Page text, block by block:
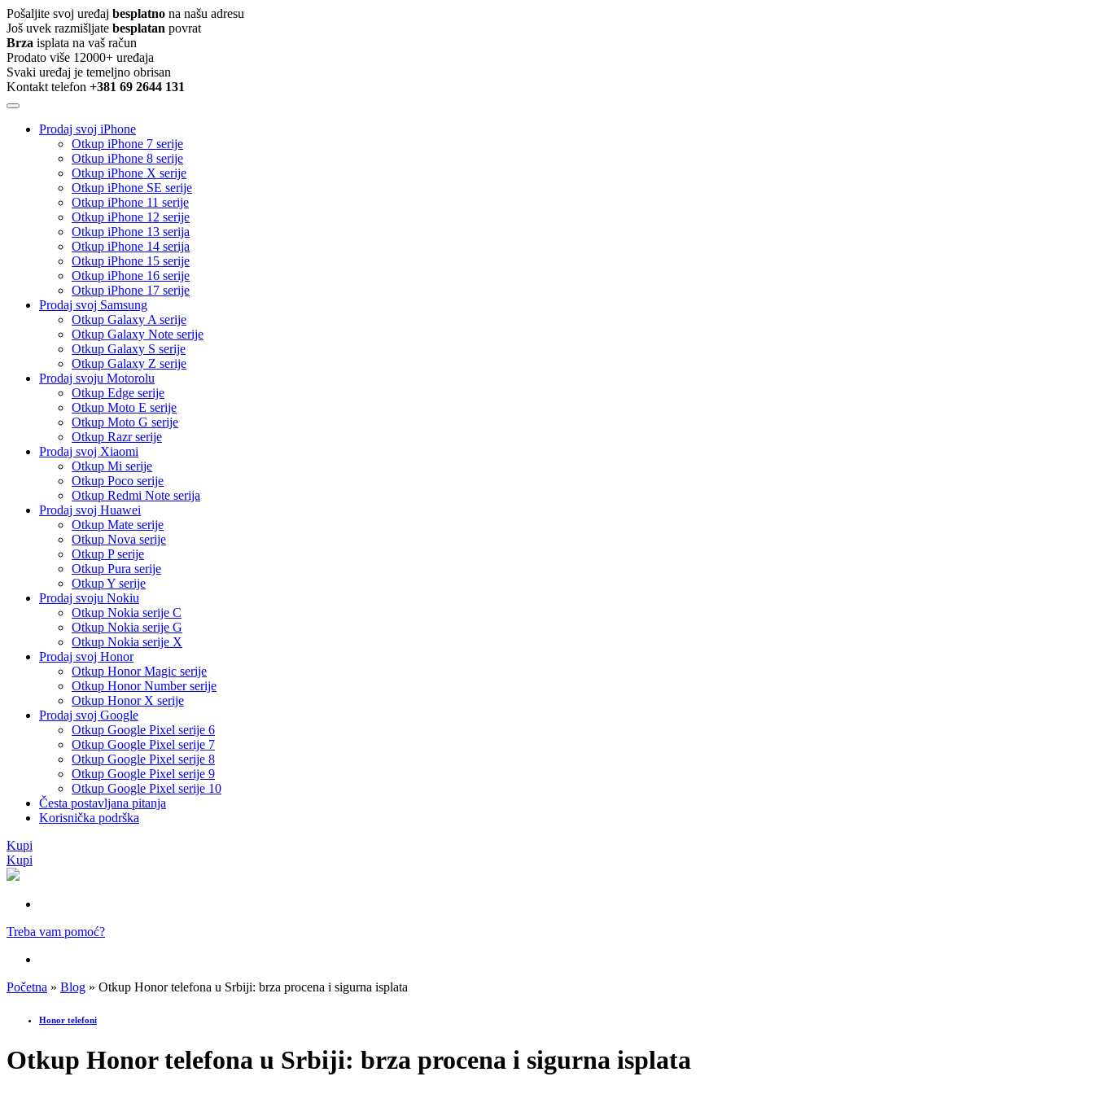
Pošaljite svoj uređaj besplatno na našu adresu
Još uvek razmišljate besplatan povrat
Brza isplata na vaš račun
Prodato više 12000+ uređaja
Svaki uređaj je temeljno obrisan
Kontakt telefon +381 69 2644 131
Prodaj svoj iPhone
Otkup iPhone 7 serije
Otkup iPhone 8 serije
Otkup iPhone X serije
Otkup iPhone SE serije
Otkup iPhone 11 serije
Otkup iPhone 12 serije
Otkup iPhone 13 serija
Otkup iPhone 14 serija
Otkup iPhone 15 serije
Otkup iPhone 16 serije
Otkup iPhone 17 serije
Prodaj svoj Samsung
Otkup Galaxy A serije
Otkup Galaxy Note serije
Otkup Galaxy S serije
Otkup Galaxy Z serije
Prodaj svoju Motorolu
Otkup Edge serije
Otkup Moto E serije
Otkup Moto G serije
Otkup Razr serije
Prodaj svoj Xiaomi
Otkup Mi serije
Otkup Poco serije
Otkup Redmi Note serija
Prodaj svoj Huawei
Otkup Mate serije
Otkup Nova serije
Otkup P serije
Otkup Pura serije
Otkup Y serije
Prodaj svoju Nokiu
Otkup Nokia serije C
Otkup Nokia serije G
Otkup Nokia serije X
Prodaj svoj Honor
Otkup Honor Magic serije
Otkup Honor Number serije
Otkup Honor X serije
Prodaj svoj Google
Otkup Google Pixel serije 6
Otkup Google Pixel serije 7
Otkup Google Pixel serije 8
Otkup Google Pixel serije 9
Otkup Google Pixel serije 10
Česta postavljana pitanja
Korisnička podrška
Kupi
Kupi
Treba vam pomoć?
Početna » Blog » Otkup Honor telefona u Srbiji: brza procena i sigurna isplata
Honor telefoni
Otkup Honor telefona u Srbiji: brza procena i sigurna isplata